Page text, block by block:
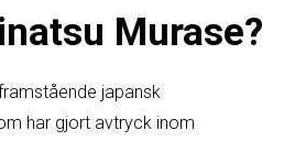
Murase?
japansk
har gjort avtryck inom